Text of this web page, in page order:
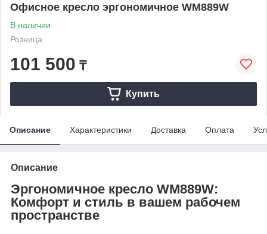
Офисное кресло эргономичное WM889W
В наличии
Розница
101 500 ₸
Купить
Описание Характеристики Доставка Оплата
Описание
Эргономичное кресло WM889W:
Комфорт и стиль в вашем рабочем
пространстве